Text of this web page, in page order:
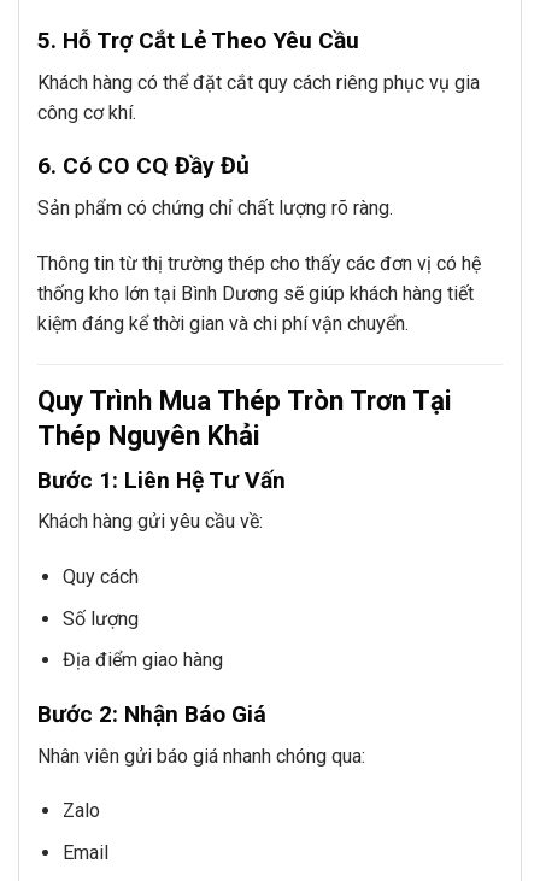
5. Hỗ Trợ Cắt Lẻ Theo Yêu Cầu
Khách hàng có thể đặt cắt quy cách riêng phục vụ gia
công cơ khí.
6. Có CO CQ Đầy Đủ
Sản phẩm có chứng chỉ chất lượng rõ ràng.
Thông tin từ thị trường thép cho thấy các đơn vị có hệ
thống kho lớn tại Bình Dương sẽ giúp khách hàng tiết
kiệm đáng kể thời gian và chi phí vận chuyển.
Quy Trình Mua Thép Tròn Trơn Tại
Thép Nguyên Khải
Bước 1: Liên Hệ Tư Vấn
Khách hàng gửi yêu cầu về:
Quy cách
Số lượng
Địa điểm giao hàng
Bước 2: Nhận Báo Giá
Nhân viên gửi báo giá nhanh chóng qua:
Zalo
Email